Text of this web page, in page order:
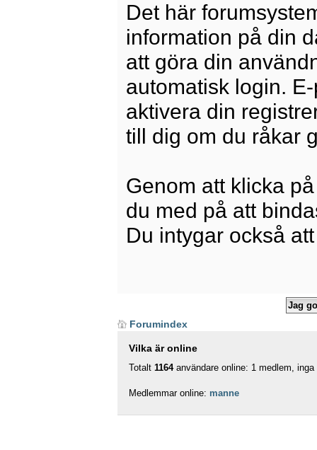
Det här
information på din
att göra din
automatisk login.
aktivera din
till dig om du råkar
Genom att klicka
du med på att
Du intygar också
Forumindex
Vilka är online
Totalt 1164användare online: 1 medlem,
Medlemmar online: manne